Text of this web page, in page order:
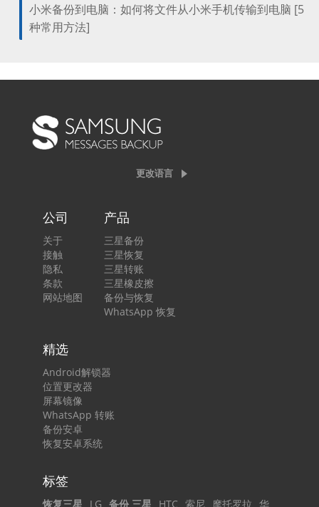
小米备份到电脑：如何将文件从小米手机传输到电脑 [5
种常用方法]
更改语言
公司
关于
接触
隐私
条款
网站地图
产品
三星备份
三星恢复
三星转账
三星橡皮擦
备份与恢复
WhatsApp 恢复
精选
Android解锁器
位置更改器
屏幕镜像
WhatsApp 转账
备份安卓
恢复安卓系统
标签
恢复三星 LG 备份 三星 HTC 索尼 摩托罗拉 华